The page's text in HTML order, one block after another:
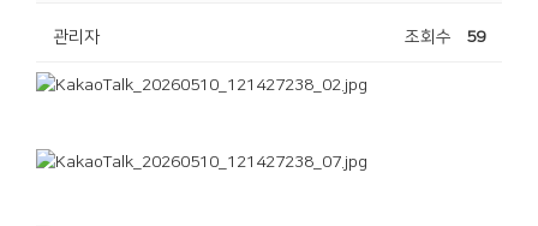
관리자 조회수 59